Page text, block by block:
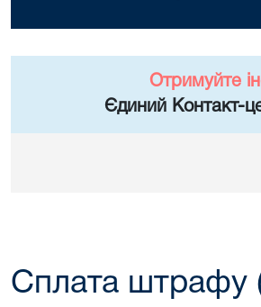
Отримуйте
Єдиний Контакт-
Сплата штрафу